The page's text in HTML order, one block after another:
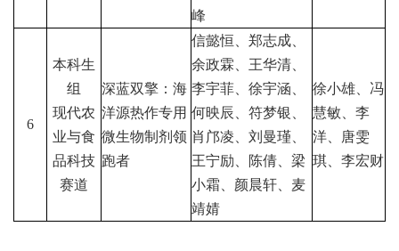
峰
6
本科生
组
现代农
业与食
品科技
赛道
深蓝双擎：海
洋源热作专用
微生物制剂领
跑者
信懿恒、郑志成、
余政霖、王华清、
李宇菲、徐宇涵、
何映辰、符梦银、
肖邝凌、刘曼瑾、
王宁励、陈倩、梁
小霜、颜晨轩、麦
靖婧
徐小雄、冯
慧敏、李
洋、唐雯
琪、李宏财